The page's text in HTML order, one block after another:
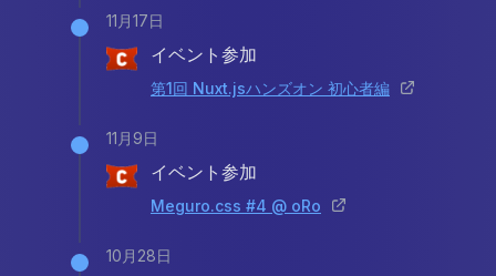
11月17日
イベント参加
第1回 Nuxt.jsハンズオン 初心者編
11月9日
イベント参加
Meguro.css #4 @ oRo
10月28日